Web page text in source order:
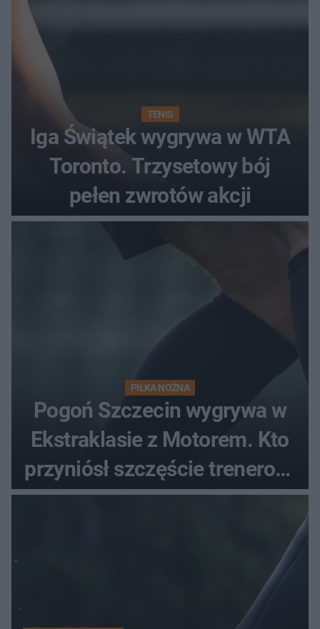
TENIS
Iga Świątek wygrywa w WTA
Toronto. Trzysetowy bój
pełen zwrotów akcji
PIŁKA NOŻNA
Pogoń Szczecin wygrywa w
Ekstraklasie z Motorem. Kto
przyniósł szczęście trenerowi
gospodarzy?